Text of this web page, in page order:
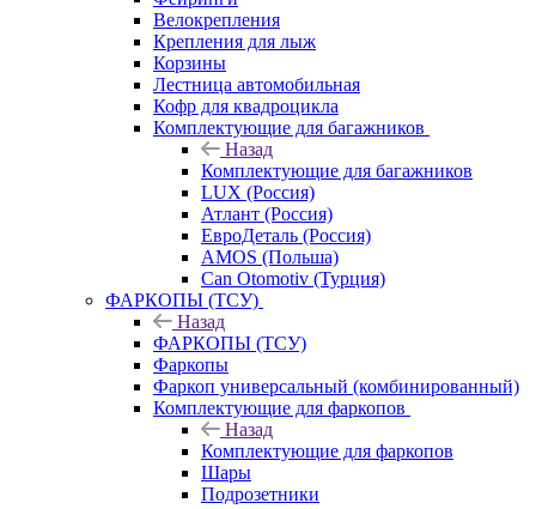
Велокрепления
Крепления для лыж
Корзины
Лестница автомобильная
Кофр для квадроцикла
Комплектующие для багажников
Назад
Комплектующие для багажников
LUX (Россия)
Атлант (Россия)
ЕвроДеталь (Россия)
AMOS (Польша)
Can Otomotiv (Турция)
ФАРКОПЫ (ТСУ)
Назад
ФАРКОПЫ (ТСУ)
Фаркопы
Фаркоп универсальный (комбинированный)
Комплектующие для фаркопов
Назад
Комплектующие для фаркопов
Шары
Подрозетники